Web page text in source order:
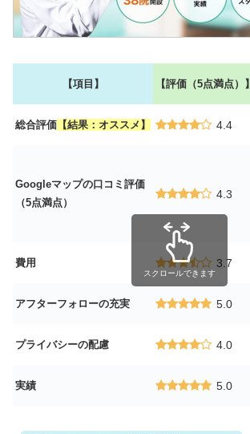
【項目】 【評価（5点満点）】
総合評価 【結果：オススメ】 4.4
Googleマップの口コミ評価
（5点満点）
4.3
費用 3.7
アフターフォローの充実 5.0
プライバシーの配慮 4.0
実績 5.0
スクロールできます